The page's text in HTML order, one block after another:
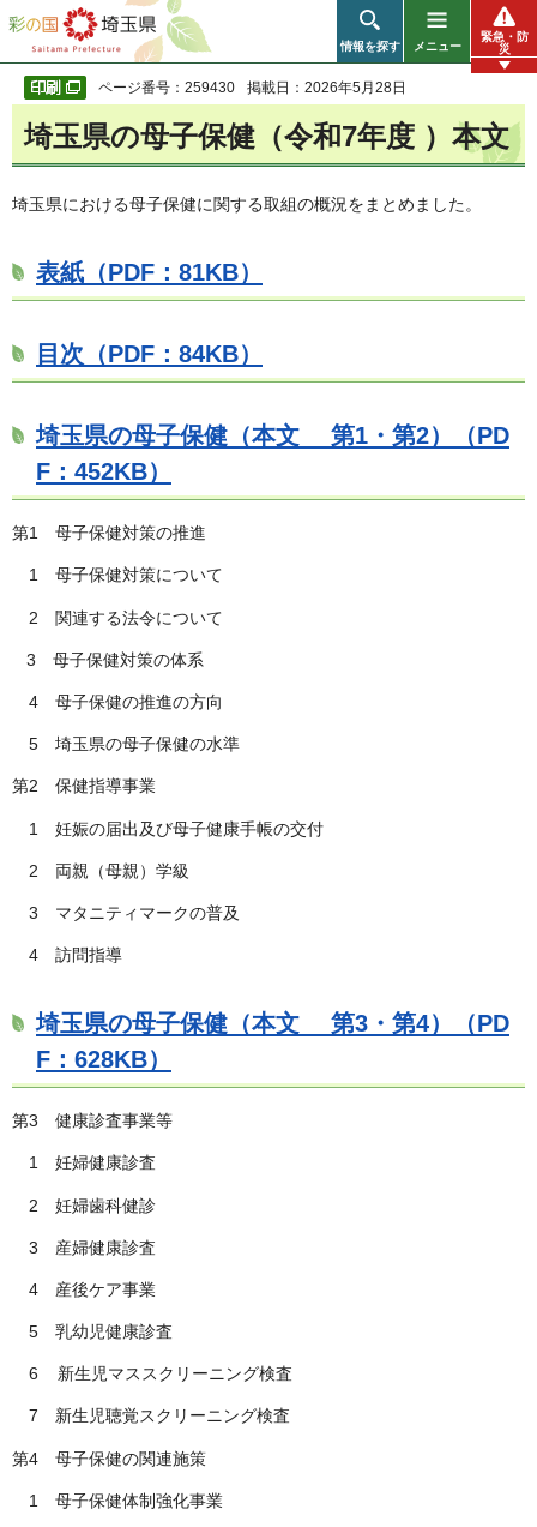
彩の国 埼玉県
情報を探す メニュー
緊急・防
災
ページ番号：259430 掲載日：2026年5月28日
埼玉県の母子保健（令和7年度 ）本文
埼玉県における母子保健に関する取組の概況をまとめました。
表紙（PDF：81KB）
目次（PDF：84KB）
埼玉県の母子保健（本文 第1・第2）（PD
F：452KB）
第1 母子保健対策の推進
1 母子保健対策について
2 関連する法令について
3 母子保健対策の体系
4 母子保健の推進の方向
5 埼玉県の母子保健の水準
第2 保健指導事業
1 妊娠の届出及び母子健康手帳の交付
2 両親（母親）学級
3 マタニティマークの普及
4 訪問指導
埼玉県の母子保健（本文 第3・第4）（PD
F：628KB）
第3 健康診査事業等
1 妊婦健康診査
2 妊婦歯科健診
3 産婦健康診査
4 産後ケア事業
5 乳幼児健康診査
6 新生児マススクリーニング検査
7 新生児聴覚スクリーニング検査
第4 母子保健の関連施策
1 母子保健体制強化事業